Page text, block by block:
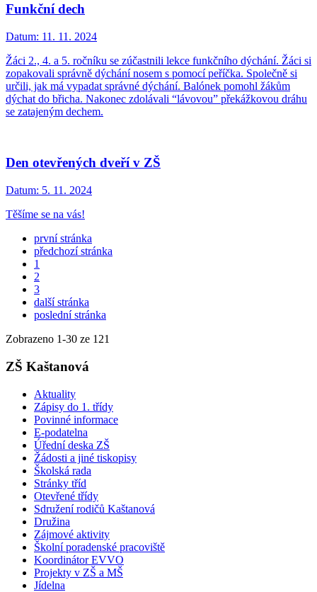
Funkční dech
Datum: 11. 11. 2024
Žáci 2., 4. a 5. ročníku se zúčastnili lekce funkčního dýchání. Žáci si
zopakovali správně dýchání nosem s pomocí peříčka. Společně si
určili, jak má vypadat správné dýchání. Balónek pomohl žákům
dýchat do břicha. Nakonec zdolávali “lávovou” překážkovou dráhu
se zatajeným dechem.
Den otevřených dveří v ZŠ
Datum: 5. 11. 2024
Těšíme se na vás!
první stránka
předchozí stránka
1
2
3
další stránka
poslední stránka
Zobrazeno 1-30 ze 121
ZŠ Kaštanová
Aktuality
Zápisy do 1. třídy
Povinné informace
E-podatelna
Úřední deska ZŠ
Žádosti a jiné tiskopisy
Školská rada
Stránky tříd
Otevřené třídy
Sdružení rodičů Kaštanová
Družina
Zájmové aktivity
Školní poradenské pracoviště
Koordinátor EVVO
Projekty v ZŠ a MŠ
Jídelna